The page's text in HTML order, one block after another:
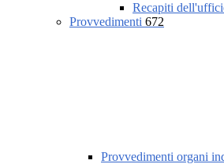
Recapiti
Provvedimenti 672
Provvedimenti organi